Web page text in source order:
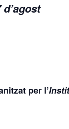
d’agost
per l’